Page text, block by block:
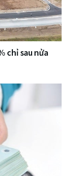
chỉ sau nửa